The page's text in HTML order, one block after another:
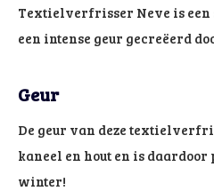
Textielverfrisser Neve is een
een intense geur gecreëerd
Geur
De geur van deze
kaneel en hout en is
winter!